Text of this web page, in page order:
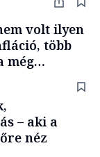
volt ilyen
több
még
is
– aki a
néz